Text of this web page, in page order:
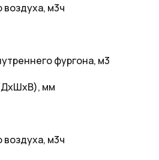
м3ч
фургона, м3
мм
м3ч